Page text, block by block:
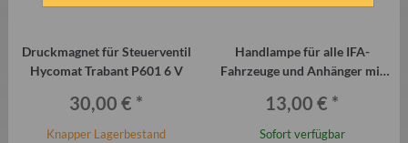
Druckmagnet für Steuerventil
Hycomat Trabant P601 6 V
30,00 € *
Knapper Lagerbestand
Handlampe für alle IFA-
Fahrzeuge und Anhänger mit
13,00 € *
Sofort verfügbar